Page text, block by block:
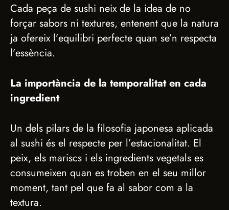
Cada peça de sushi neix de la idea de no
forçar sabors ni textures, entenent que la natura
ja ofereix l’equilibri perfecte quan se’n respecta
l’essència.
La importància de la temporalitat en cada
ingredient
Un dels pilars de la filosofia japonesa aplicada
al sushi és el respecte per l’estacionalitat. El
peix, els mariscs i els ingredients vegetals es
consumeixen quan es troben en el seu millor
moment, tant pel que fa al sabor com a la
textura.